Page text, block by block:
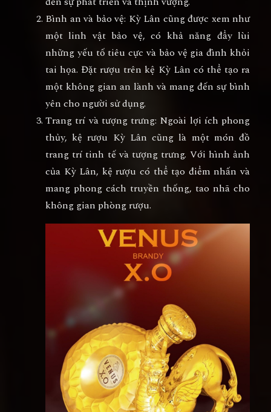
Bình an và bảo vệ: Kỳ Lân cũng được xem như
một linh vật bảo vệ, có khả năng đẩy lùi
những yếu tố tiêu cực và bảo vệ gia đình khỏi
tai họa. Đặt rượu trên kệ Kỳ Lân có thể tạo ra
một không gian an lành và mang đến sự bình
yên cho người sử dụng.
Trang trí và tượng trưng: Ngoài lợi ích phong
thủy, kệ rượu Kỳ Lân cũng là một món đồ
trang trí tinh tế và tượng trưng. Với hình ảnh
của Kỳ Lân, kệ rượu có thể tạo điểm nhấn và
mang phong cách truyền thống, tao nhã cho
không gian phòng rượu.